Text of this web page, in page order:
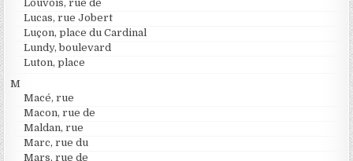
Louvois, rue de
Lucas, rue Jobert
Luçon, place du Cardinal
Lundy, boulevard
Luton, place
M
Macé, rue
Macon, rue de
Maldan, rue
Marc, rue du
Mars, rue de